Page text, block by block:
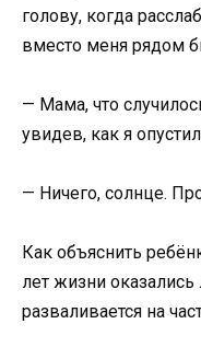
голову, когда
вместо меня рядом
— Мама, что
увидев, как я
— Ничего, солнце.
Как объяснить
лет жизни
разваливается на